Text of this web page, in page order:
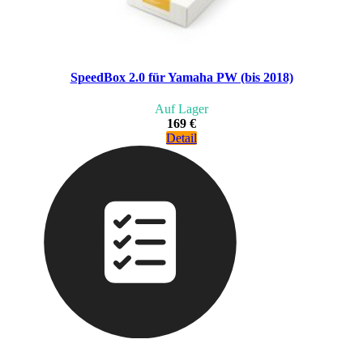
SpeedBox 2.0 für Yamaha PW (bis 2018)
Auf Lager
169 €
Detail